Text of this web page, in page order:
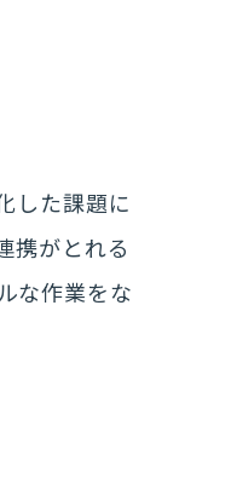
した課題に
携がとれる
な作業をな